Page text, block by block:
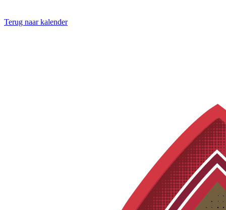
Terug naar kalender